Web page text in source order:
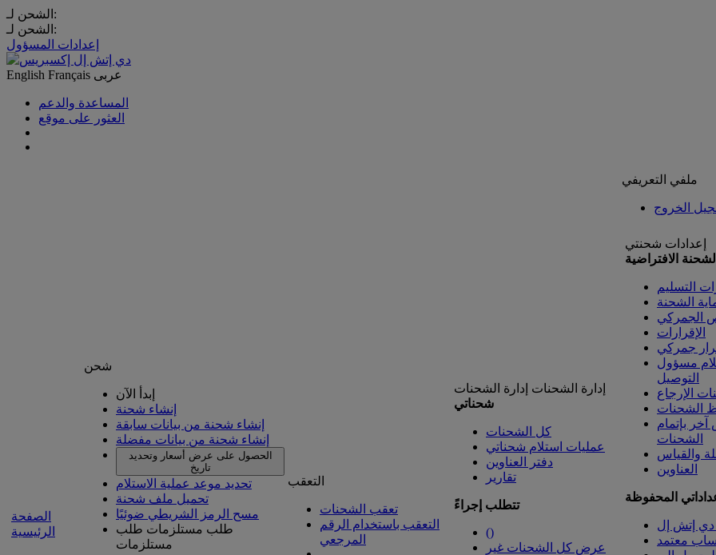
الشحن لـ:
الشحن لـ:
إعدادات المسؤول
English Français عربى
المساعدة والدعم
العثور على موقع
ملفي التعريفي
الخروج
الصفحة
الرئيسية
شحن
إبدأ الآن
إنشاء شحنة
إنشاء شحنة من بيانات سابقة
إنشاء شحنة من بيانات مفضلة
الحصول على عرض أسعار وتحديد
تاريخ
تحديد موعد عملية الاستلام
تحميل ملف شحنة
مسح الرمز الشريطي ضوئيًا
طلب مستلزمات طلب
مستلزمات
التعقب
تعقب الشحنات
التعقب باستخدام الرقم
المرجعي
إدارة الشحنات إدارة الشحنات
شحناتي
كل الشحنات
عمليات استلام شحناتي
دفتر العناوين
تقارير
تتطلب إجراءً
()
عرض كل الشحنات غير
إعدادات شحنتي
الافتراضية
التسليم
الشحنة
الجمركي
الإقرارات
جمركي
مسؤول
التوصيل
الإرجاع
الشحنات
بإتمام
الشحنات
والقياس
العناوين
المحفوظة
دي إتش إل
معتمد